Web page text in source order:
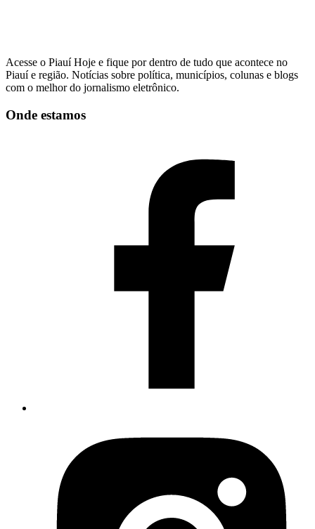
Acesse o Piauí Hoje e fique por dentro de tudo que acontece no
Piauí e região. Notícias sobre política, municípios, colunas e blogs
com o melhor do jornalismo eletrônico.
Onde estamos